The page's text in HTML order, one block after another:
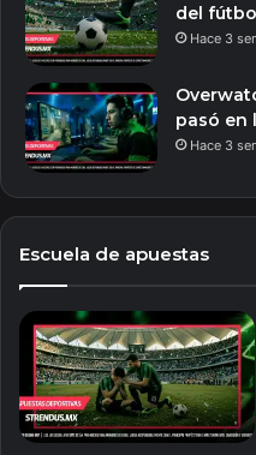
del
Hace 3
pasó en
Hace 3
Escuela de apuestas